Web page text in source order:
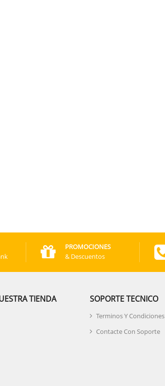
PROMOCIONES
& Descuentos
TIENDA SOPORTE TECNICO
Terminos Y Condiciones
Contacte Con Soporte